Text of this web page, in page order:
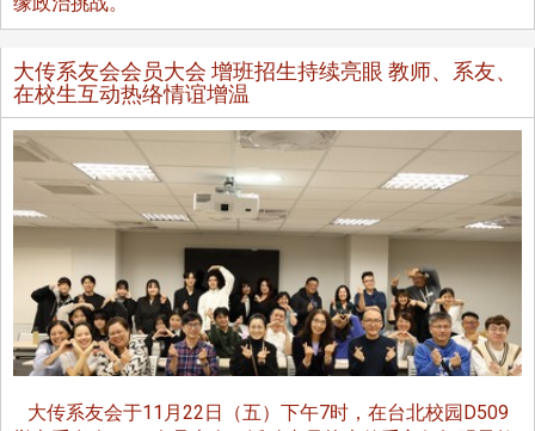
大传系友会会员大会 增班招生持续亮眼 教师、系友、
在校生互动热络情谊增温
大传系友会于11月22日（五）下午7时，在台北校园D509